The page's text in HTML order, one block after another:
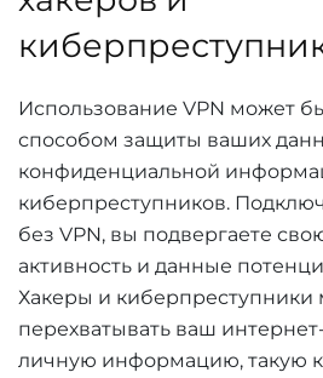
Использование VPN может
способом защиты ваших
конфиденциальной
киберпреступников.
без VPN, вы подвергаете
активность и данные
Хакеры и киберпреступники
перехватывать ваш
личную информацию, такую